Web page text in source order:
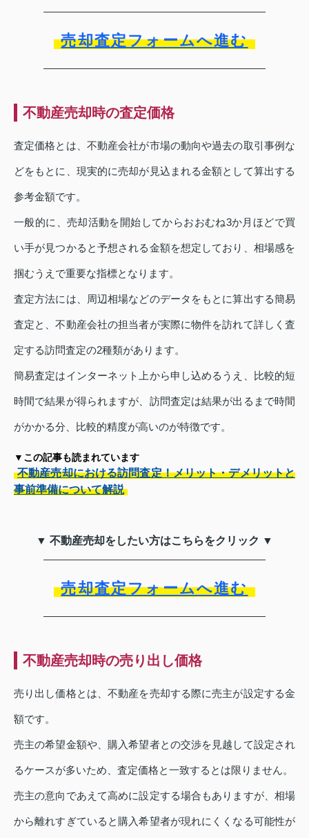
売却査定フォームへ進む
不動産売却時の査定価格
査定価格とは、不動産会社が市場の動向や過去の取引事例な
どをもとに、現実的に売却が見込まれる金額として算出する
参考金額です。
一般的に、売却活動を開始してからおおむね3か月ほどで買
い手が見つかると予想される金額を想定しており、相場感を
掴むうえで重要な指標となります。
査定方法には、周辺相場などのデータをもとに算出する簡易
査定と、不動産会社の担当者が実際に物件を訪れて詳しく査
定する訪問査定の2種類があります。
簡易査定はインターネット上から申し込めるうえ、比較的短
時間で結果が得られますが、訪問査定は結果が出るまで時間
がかかる分、比較的精度が高いのが特徴です。
▼この記事も読まれています
不動産売却における訪問査定！メリット・デメリットと
事前準備について解説
▼ 不動産売却をしたい方はこちらをクリック ▼
売却査定フォームへ進む
不動産売却時の売り出し価格
売り出し価格とは、不動産を売却する際に売主が設定する金
額です。
売主の希望金額や、購入希望者との交渉を見越して設定され
るケースが多いため、査定価格と一致するとは限りません。
売主の意向であえて高めに設定する場合もありますが、相場
から離れすぎていると購入希望者が現れにくくなる可能性が